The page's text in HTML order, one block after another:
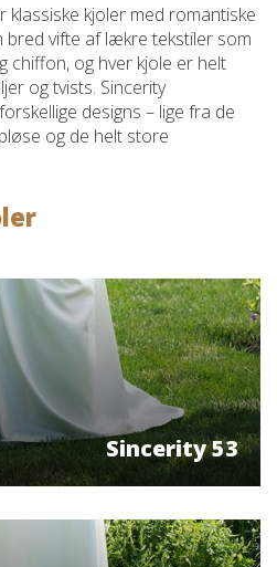
klassiske kjoler med romantiske
bred vifte af lækre tekstiler som
chiffon, og hver kjole er helt
og tvists. Sincerity
designs – lige fra de
og de helt store
Sincerity 53
mere